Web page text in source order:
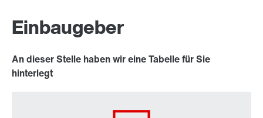
Einbaugeber
An dieser Stelle haben wir eine Tabelle für Sie
hinterlegt